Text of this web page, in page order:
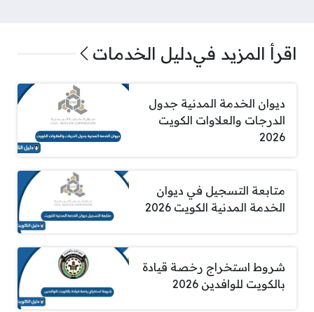
اقرأ المزيد فيدليل الخدمات
ديوان الخدمة المدنية جدول
الدرجات والعلاوات الكويت
2026
متابعة التسجيل في ديوان
الخدمة المدنية الكويت 2026
شروط استخراج رخصة قيادة
بالكويت للوافدين 2026